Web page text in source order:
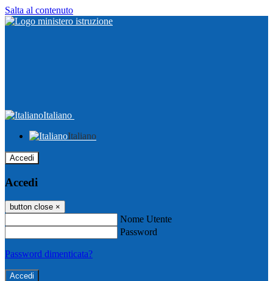
Salta al contenuto
Italiano
Italiano
Accedi
Accedi
button close ×
Nome Utente
Password
Password dimenticata?